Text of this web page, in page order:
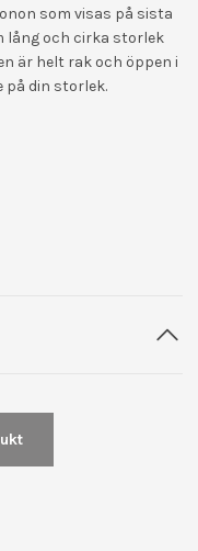
som visas på sista
lång och cirka storlek
är helt rak och öppen i
på din storlek.